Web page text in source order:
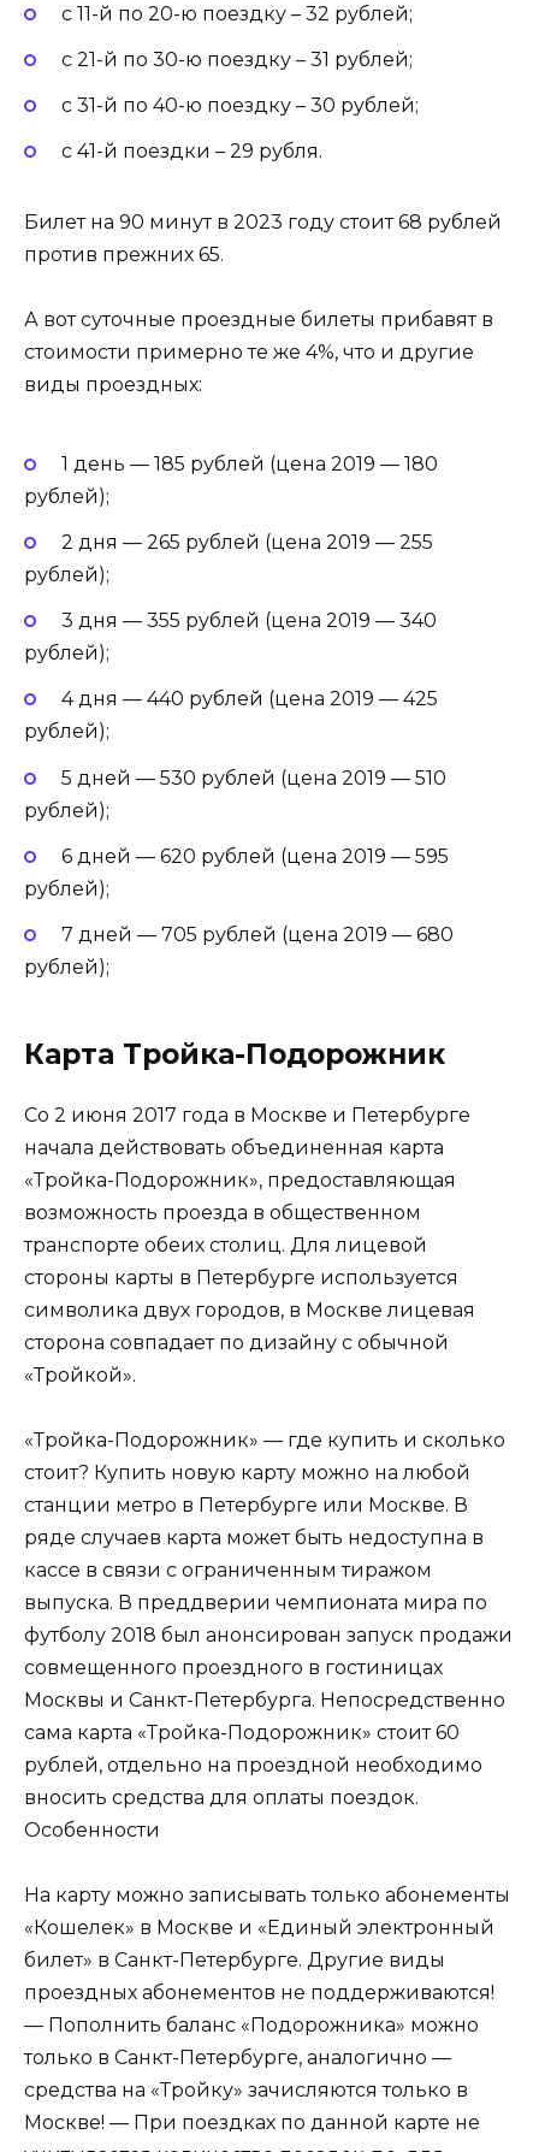
с 11-й по 20-ю поездку – 32 рублей;
с 21-й по 30-ю поездку – 31 рублей;
с 31-й по 40-ю поездку – 30 рублей;
с 41-й поездки – 29 рубля.
Билет на 90 минут в 2023 году стоит 68 рублей
против прежних 65.
А вот суточные проездные билеты прибавят в
стоимости примерно те же 4%, что и другие
виды проездных:
1 день — 185 рублей (цена 2019 — 180
рублей);
2 дня — 265 рублей (цена 2019 — 255
рублей);
3 дня — 355 рублей (цена 2019 — 340
рублей);
4 дня — 440 рублей (цена 2019 — 425
рублей);
5 дней — 530 рублей (цена 2019 — 510
рублей);
6 дней — 620 рублей (цена 2019 — 595
рублей);
7 дней — 705 рублей (цена 2019 — 680
рублей);
Карта Тройка-Подорожник
Со 2 июня 2017 года в Москве и Петербурге
начала действовать объединенная карта
«Тройка-Подорожник», предоставляющая
возможность проезда в общественном
транспорте обеих столиц. Для лицевой
стороны карты в Петербурге используется
символика двух городов, в Москве лицевая
сторона совпадает по дизайну с обычной
«Тройкой».
«Тройка-Подорожник» — где купить и сколько
стоит? Купить новую карту можно на любой
станции метро в Петербурге или Москве. В
ряде случаев карта может быть недоступна в
кассе в связи с ограниченным тиражом
выпуска. В преддверии чемпионата мира по
футболу 2018 был анонсирован запуск продажи
совмещенного проездного в гостиницах
Москвы и Санкт-Петербурга. Непосредственно
сама карта «Тройка-Подорожник» стоит 60
рублей, отдельно на проездной необходимо
вносить средства для оплаты поездок.
Особенности
На карту можно записывать только абонементы
«Кошелек» в Москве и «Единый электронный
билет» в Санкт-Петербурге. Другие виды
проездных абонементов не поддерживаются!
— Пополнить баланс «Подорожника» можно
только в Санкт-Петербурге, аналогично —
средства на «Тройку» зачисляются только в
Москве! — При поездках по данной карте не